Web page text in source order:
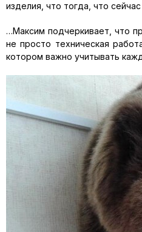
изделия, что тогда, что
…Максим подчеркивает, что
не просто техническая
котором важно учитывать